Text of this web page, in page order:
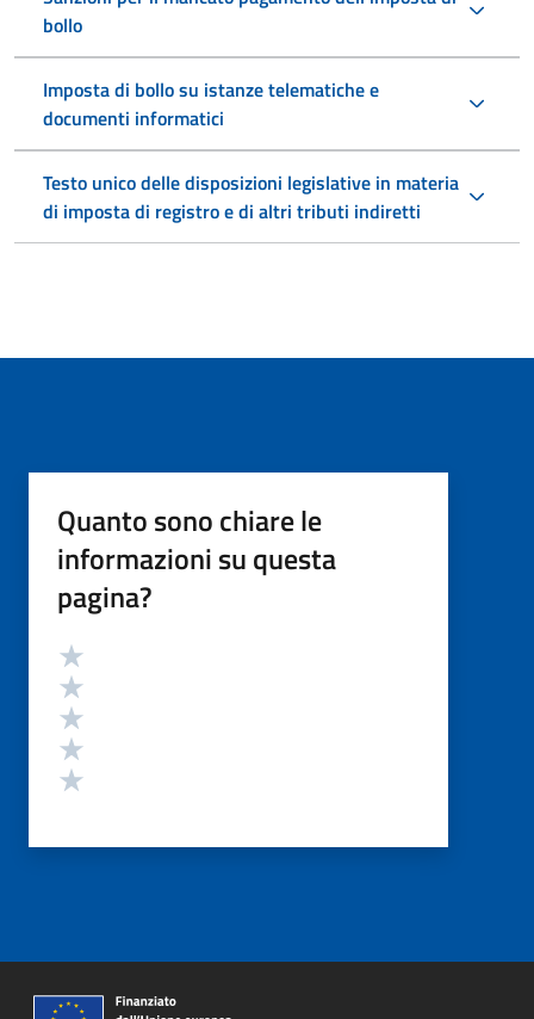
bollo
Imposta di bollo su istanze telematiche e
documenti informatici
Testo unico delle disposizioni legislative in materia
di imposta di registro e di altri tributi indiretti
Quanto sono chiare le
informazioni su questa
pagina?
Valutazione